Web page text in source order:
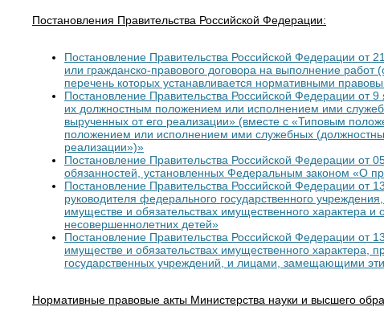
Постановления Правительства Российской Федерации:
Постановление Правительства Российской Федерации от
или гражданско-правового договора на выполнение
перечень которых устанавливается нормативными
Постановление Правительства Российской Федерации от
их должностным положением или исполнением ими
вырученных от его реализации» (вместе с «Типовым
положением или исполнением ими служебных
реализации»)»
Постановление Правительства Российской Федерации от
обязанностей, установленных Федеральным законом «О
Постановление Правительства Российской Федерации
руководителя федерального государственного
имуществе и обязательствах имущественного характера и
несовершеннолетних детей»
Постановление Правительства Российской Федерации
имуществе и обязательствах имущественного
государственных учреждений, и лицами, замещающими
Нормативные правовые акты Министерства науки и высшего